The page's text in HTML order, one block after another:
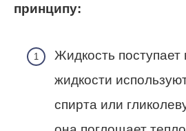
принципу:
Жидкость поступает
жидкости
спирта или